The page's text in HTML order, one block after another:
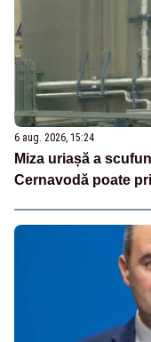
6 aug. 2026, 15:24
Miza uriașă a
Cernavodă poate